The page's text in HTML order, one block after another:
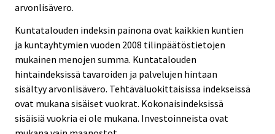
arvonlisävero.
Kuntatalouden indeksin painona ovat kaikkien kuntien
ja kuntayhtymien vuoden 2008 tilinpäätöstietojen
mukainen menojen summa. Kuntatalouden
hintaindeksissä tavaroiden ja palvelujen hintaan
sisältyy arvonlisävero. Tehtäväluokittaisissa indekseissä
ovat mukana sisäiset vuokrat. Kokonaisindeksissä
sisäisiä vuokria ei ole mukana. Investoinneista ovat